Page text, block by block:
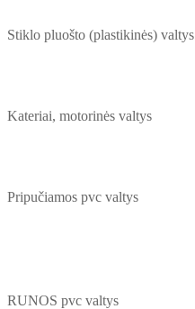
Stiklo pluošto (plastikinės) valtys
Kateriai, motorinės valtys
Pripučiamos pvc valtys
RUNOS pvc valtys